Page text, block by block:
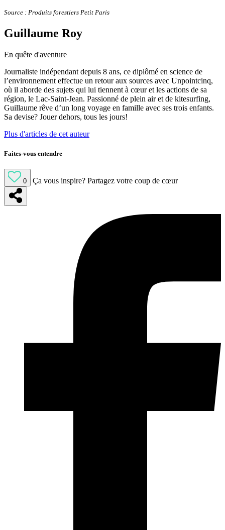
Source : Produits forestiers Petit Paris
Guillaume Roy
En quête d'aventure
Journaliste indépendant depuis 8 ans, ce diplômé en science de
l’environnement effectue un retour aux sources avec Unpointcinq,
où il aborde des sujets qui lui tiennent à cœur et les actions de sa
région, le Lac-Saint-Jean. Passionné de plein air et de kitesurfing,
Guillaume rêve d’un long voyage en famille avec ses trois enfants.
Sa devise? Jouer dehors, tous les jours!
Plus d'articles de cet auteur
Faites-vous entendre
0 Ça vous inspire? Partagez votre coup de cœur